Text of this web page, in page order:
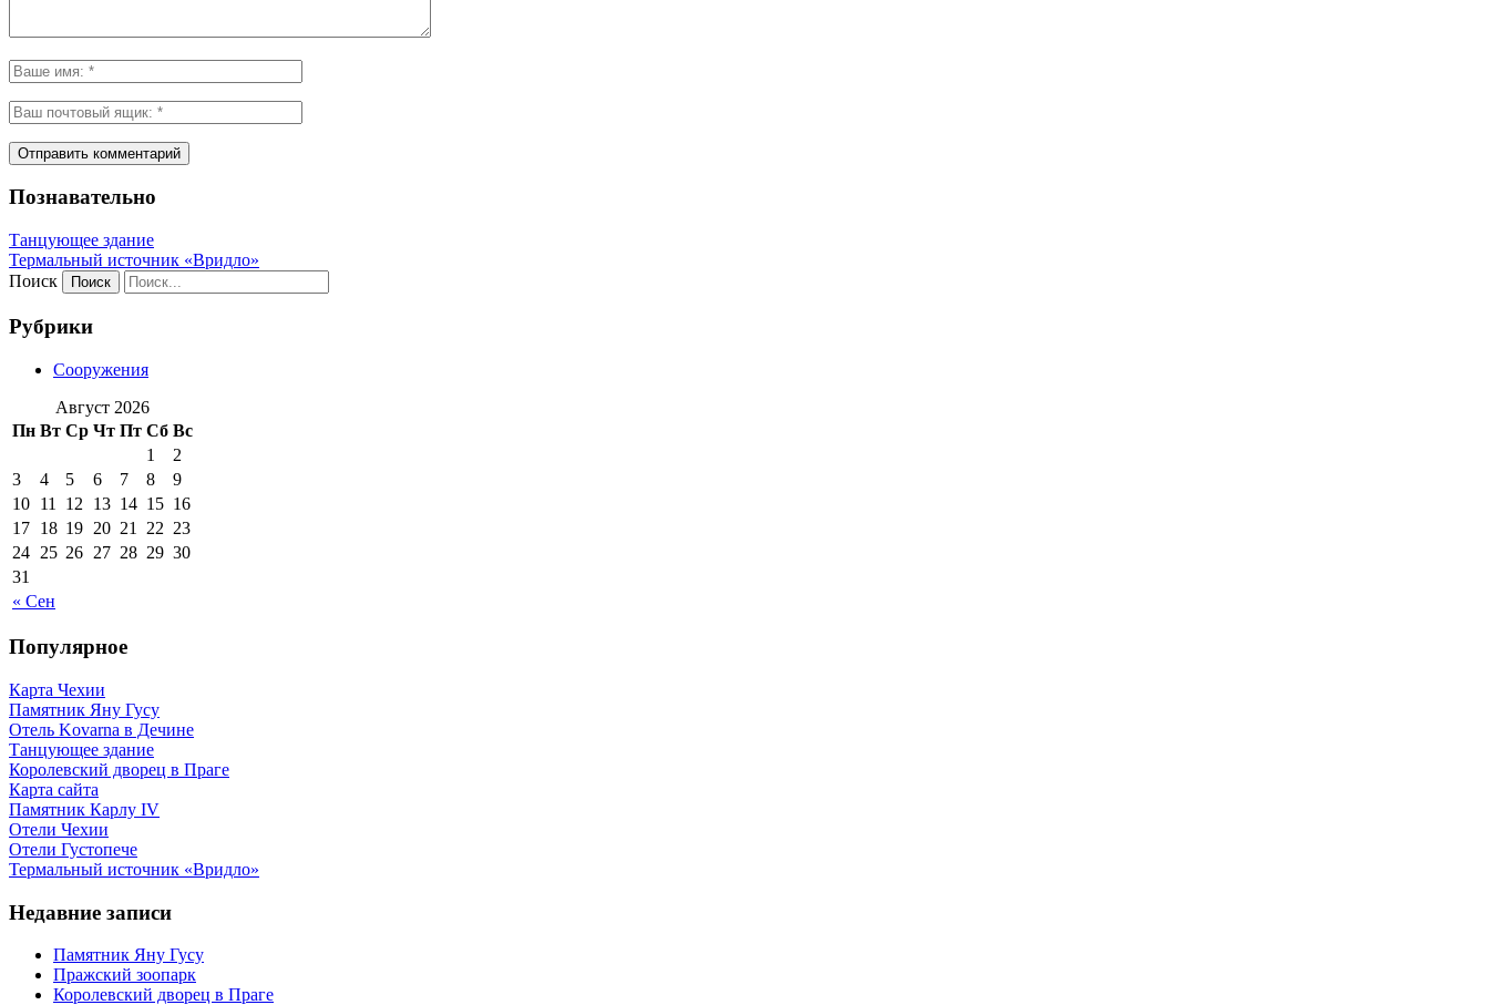
Познавательно
Танцующее здание
Термальный источник «Вридло»
Поиск
Рубрики
Сооружения
Август 2026
Пн Вт Ср Чт Пт Сб Вс
« Сен
1
2
3
4 5 6 7 8
9
10 11 12 13 14 15 16
17 18 19 20 21 22 23
24 25 26 27 28 29 30
31
Популярное
Карта Чехии
Памятник Яну Гусу
Отель Kovarna в Дечине
Танцующее здание
Королевский дворец в Праге
Карта сайта
Памятник Карлу IV
Отели Чехии
Отели Густопече
Термальный источник «Вридло»
Недавние записи
Памятник Яну Гусу
Пражский зоопарк
Королевский дворец в Праге